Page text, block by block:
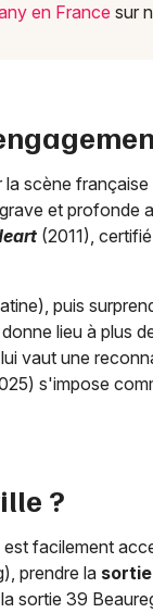
en France sur
la scène
et profonde
(2011),
puis
lieu à plus
vaut une
s'impose
?
facilement
prendre la
sortie 39